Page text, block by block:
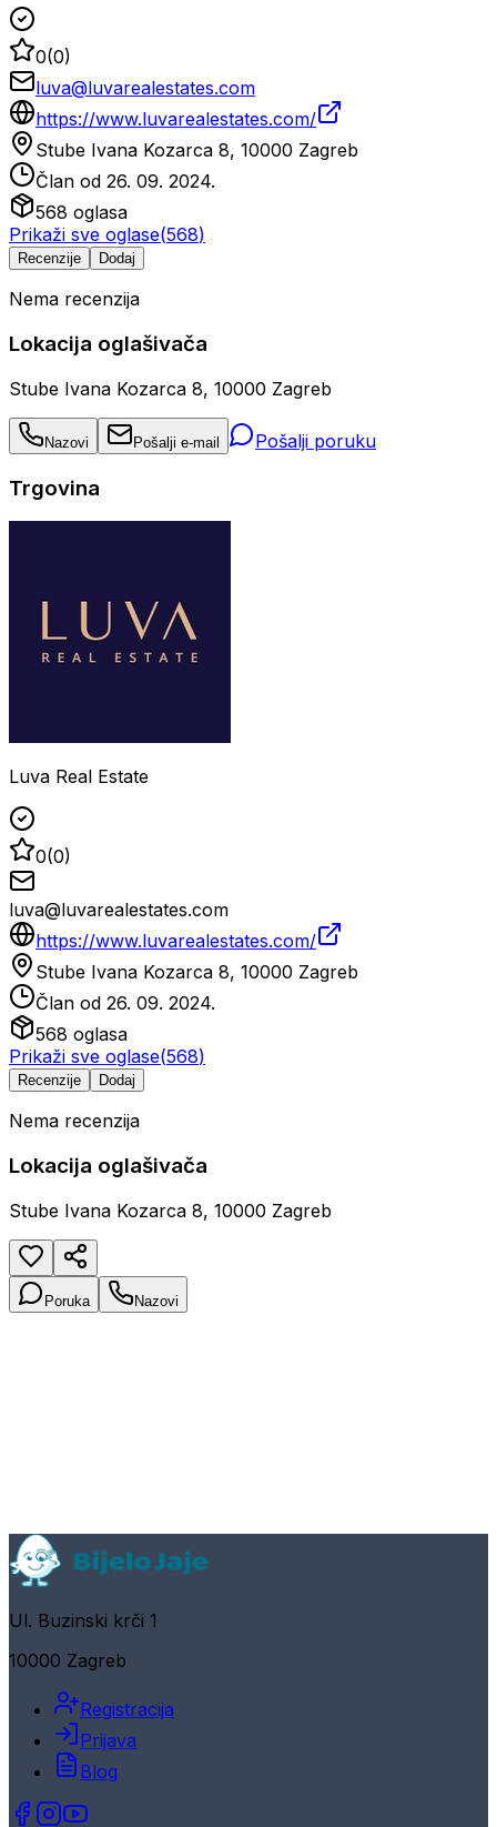
0(0)
luva@luvarealestates.com
https://www.luvarealestates.com/
Stube Ivana Kozarca 8, 10000 Zagreb
Član od 26. 09. 2024.
568 oglasa
Prikaži sve oglase(568)
Recenzije Dodaj
Nema recenzija
Lokacija oglašivača
Stube Ivana Kozarca 8, 10000 Zagreb
Nazovi Pošalji e-mail Pošalji poruku
Trgovina
Luva Real Estate
0(0)
luva@luvarealestates.com
https://www.luvarealestates.com/
Stube Ivana Kozarca 8, 10000 Zagreb
Član od 26. 09. 2024.
568 oglasa
Prikaži sve oglase(568)
Recenzije Dodaj
Nema recenzija
Lokacija oglašivača
Stube Ivana Kozarca 8, 10000 Zagreb
Poruka Nazovi
Ul. Buzinski krči 1
10000 Zagreb
Registracija
Prijava
Blog